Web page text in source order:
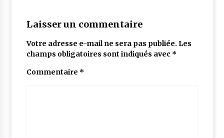
Laisser un commentaire
Votre adresse e-mail ne sera pas publiée. Les
champs obligatoires sont indiqués avec *
Commentaire *